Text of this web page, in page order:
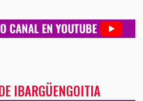
IBARGÜENGOITIA